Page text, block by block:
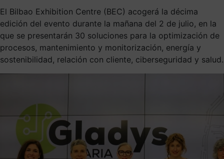
El Bilbao Exhibition Centre (BEC) acogerá la décima
edición del evento durante la mañana del 2 de julio, en la
que se presentarán 30 soluciones para la optimización de
procesos, mantenimiento y monitorización, energía y
sostenibilidad, relación con cliente, ciberseguridad y salud.